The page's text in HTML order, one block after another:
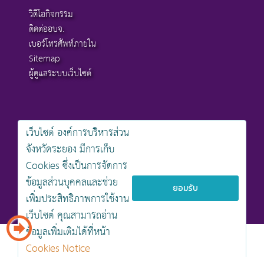
วิดีโอกิจกรรม
ติดต่ออบจ.
เบอร์โทรศัพท์ภายใน
Sitemap
ผู้ดูแลระบบเว็บไซต์
สงวนลิขสิทธิ์ © 2568 , องค์การบริหารส่วนจังหวัดระยอง
นโยบายการคุ้มครองข้อมูลส่วนบุคคล
นโยบายการรักษาความมั่นคงปลอดภัยเว็บไซต์
นโยบายเว็บไซต์ขององค์การบริหารส่วนจังหวัดระยอง
ออกแบบเว็บไซต์โดย khontamweb
เว็บไซต์ องค์การบริหารส่วน
จังหวัดระยอง มีการเก็บ
Cookies ซึ่งเป็นการจัดการ
ข้อมูลส่วนบุคคลและช่วย
เพิ่มประสิทธิภาพการใช้งาน
เว็บไซต์ คุณสามารถอ่าน
ข้อมูลเพิ่มเติมได้ที่หน้า
Cookies Notice
ยอมรับ